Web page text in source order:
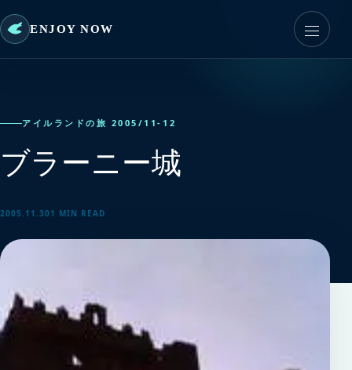
ENJOY NOW
アイルランドの旅 2005/11-12
ブラーニー城
2005.11.301 MIN READ